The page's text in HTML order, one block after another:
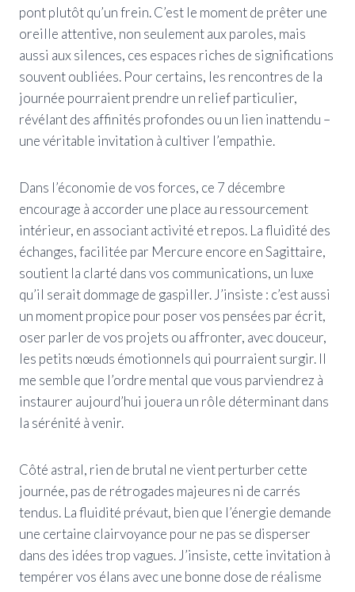
pont plutôt qu’un frein. C’est le moment de prêter une
oreille attentive, non seulement aux paroles, mais
aussi aux silences, ces espaces riches de significations
souvent oubliées. Pour certains, les rencontres de la
journée pourraient prendre un relief particulier,
révélant des affinités profondes ou un lien inattendu –
une véritable invitation à cultiver l’empathie.
Dans l’économie de vos forces, ce 7 décembre
encourage à accorder une place au ressourcement
intérieur, en associant activité et repos. La fluidité des
échanges, facilitée par Mercure encore en Sagittaire,
soutient la clarté dans vos communications, un luxe
qu’il serait dommage de gaspiller. J’insiste : c’est aussi
un moment propice pour poser vos pensées par écrit,
oser parler de vos projets ou affronter, avec douceur,
les petits nœuds émotionnels qui pourraient surgir. Il
me semble que l’ordre mental que vous parviendrez à
instaurer aujourd’hui jouera un rôle déterminant dans
la sérénité à venir.
Côté astral, rien de brutal ne vient perturber cette
journée, pas de rétrogades majeures ni de carrés
tendus. La fluidité prévaut, bien que l’énergie demande
une certaine clairvoyance pour ne pas se disperser
dans des idées trop vagues. J’insiste, cette invitation à
tempérer vos élans avec une bonne dose de réalisme